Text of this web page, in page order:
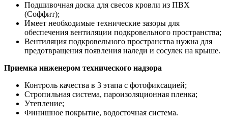
Подшивочная доска для свесов кровли из ПВХ
(Соффит);
Имеет необходимые технические зазоры для
обеспечения вентиляции подкровельного пространства;
Вентиляция подкровельного пространства нужна для
предотвращения появления наледи и сосулек на крыше.
Приемка инженером технического надзора
Контроль качества в 3 этапа с фотофиксацией;
Стропильная система, пароизоляционная пленка;
Утепление;
Финишное покрытие, водосточная система.